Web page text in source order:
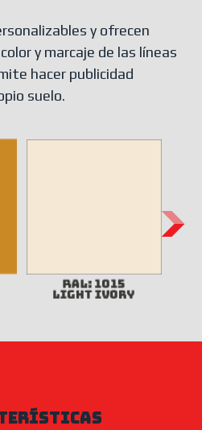
y ofrecen
y marcaje de las líneas
hacer publicidad
suelo.